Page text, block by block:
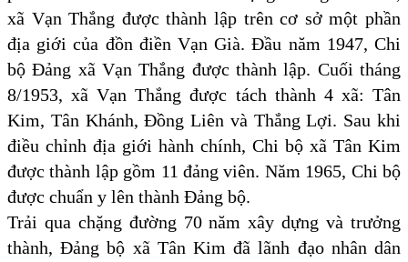
xã Vạn Thắng được thành lập trên cơ sở một phần
địa giới của đồn điền Vạn Già. Đầu năm 1947, Chi
bộ Đảng xã Vạn Thắng được thành lập. Cuối tháng
8/1953, xã Vạn Thắng được tách thành 4 xã: Tân
Kim, Tân Khánh, Đồng Liên và Thắng Lợi. Sau khi
điều chỉnh địa giới hành chính, Chi bộ xã Tân Kim
được thành lập gồm 11 đảng viên. Năm 1965, Chi bộ
được chuẩn y lên thành Đảng bộ.
Trải qua chặng đường 70 năm xây dựng và trưởng
thành, Đảng bộ xã Tân Kim đã lãnh đạo nhân dân